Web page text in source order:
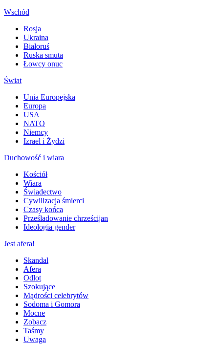
Wschód
Rosja
Ukraina
Białoruś
Ruska smuta
Łowcy onuc
Świat
Unia Europejska
Europa
USA
NATO
Niemcy
Izrael i Żydzi
Duchowość i wiara
Kościół
Wiara
Świadectwo
Cywilizacja śmierci
Czasy końca
Prześladowanie chrześcijan
Ideologia gender
Jest afera!
Skandal
Afera
Odlot
Szokujące
Mądrości celebrytów
Sodoma i Gomora
Mocne
Zobacz
Taśmy
Uwaga